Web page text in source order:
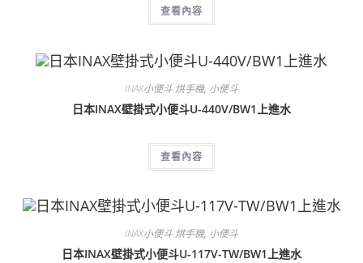
查看內容
INAX小便斗.烘手機, 小便斗
日本INAX壁掛式小便斗U-440V/BW1上進水
查看內容
INAX小便斗.烘手機, 小便斗
日本INAX壁掛式小便斗U-117V-TW/BW1上進水